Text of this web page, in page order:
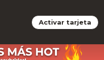
Activar tarjeta